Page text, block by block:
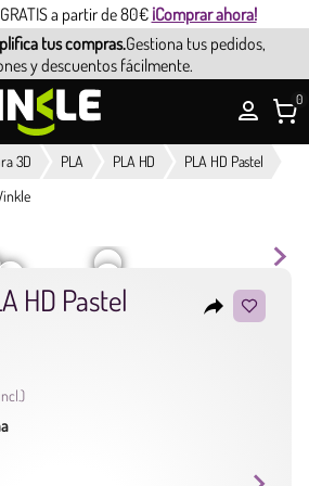
a partir de 80€ ¡Comprar ahora!
tus compras.Gestiona tus pedidos,
y descuentos fácilmente.
0
3D PLA PLA HD
PLA HD Pastel
HD Pastel reply